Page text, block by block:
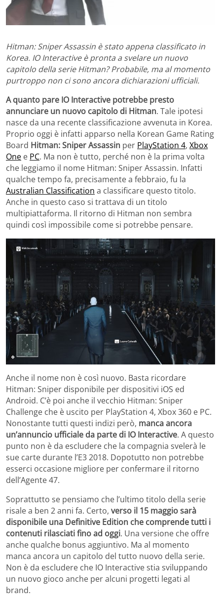
Hitman: Sniper Assassin è stato appena classificato in
Korea. IO Interactive è pronta a svelare un nuovo
capitolo della serie Hitman? Probabile, ma al momento
purtroppo non ci sono ancora dichiarazioni ufficiali.
A quanto pare IO Interactive potrebbe presto
annunciare un nuovo capitolo di Hitman. Tale ipotesi
nasce da una recente classificazione avvenuta in Korea.
Proprio oggi è infatti apparso nella Korean Game Rating
Board Hitman: Sniper Assassin per PlayStation 4, Xbox
One e PC. Ma non è tutto, perché non è la prima volta
che leggiamo il nome Hitman: Sniper Assassin. Infatti
qualche tempo fa, precisamente a febbraio, fu la
Australian Classification a classificare questo titolo.
Anche in questo caso si trattava di un titolo
multipiattaforma. Il ritorno di Hitman non sembra
quindi così impossibile come si potrebbe pensare.
Anche il nome non è così nuovo. Basta ricordare
Hitman: Sniper disponibile per dispositivi iOS ed
Android. C’è poi anche il vecchio Hitman: Sniper
Challenge che è uscito per PlayStation 4, Xbox 360 e PC.
Nonostante tutti questi indizi però, manca ancora
un’annuncio ufficiale da parte di IO Interactive. A questo
punto non è da escludere che la compagnia svelerà le
sue carte durante l’E3 2018. Dopotutto non potrebbe
esserci occasione migliore per confermare il ritorno
dell’Agente 47.
Soprattutto se pensiamo che l’ultimo titolo della serie
risale a ben 2 anni fa. Certo, verso il 15 maggio sarà
disponibile una Definitive Edition che comprende tutti i
contenuti rilasciati fino ad oggi. Una versione che offre
anche qualche bonus aggiuntivo. Ma al momento
manca ancora un capitolo del tutto nuovo della serie.
Non è da escludere che IO Interactive stia sviluppando
un nuovo gioco anche per alcuni progetti legati al
brand.